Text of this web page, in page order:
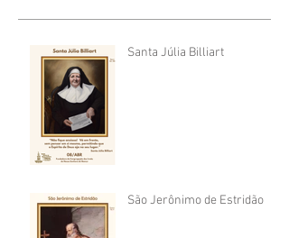
Santa Júlia Billiart
São Jerônimo de Estridão